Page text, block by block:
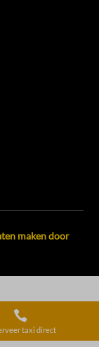
maken door

taxi direct